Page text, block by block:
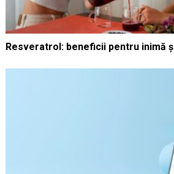
Resveratrol: beneficii pentru inimă